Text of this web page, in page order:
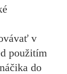
v
použitím
do